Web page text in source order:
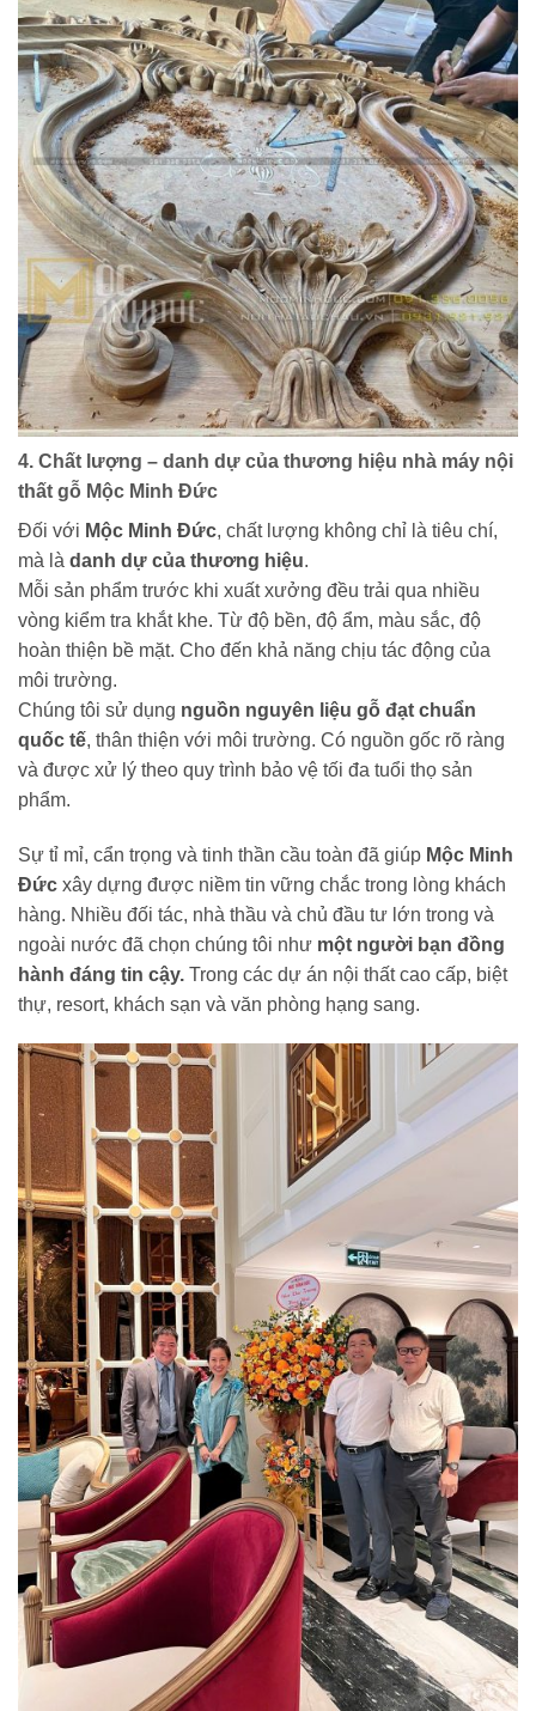
4. Chất lượng – danh dự của thương hiệu nhà máy nội
thất gỗ Mộc Minh Đức
Đối với Mộc Minh Đức, chất lượng không chỉ là tiêu chí,
mà là danh dự của thương hiệu.
Mỗi sản phẩm trước khi xuất xưởng đều trải qua nhiều
vòng kiểm tra khắt khe. Từ độ bền, độ ẩm, màu sắc, độ
hoàn thiện bề mặt. Cho đến khả năng chịu tác động của
môi trường.
Chúng tôi sử dụng nguồn nguyên liệu gỗ đạt chuẩn
quốc tế, thân thiện với môi trường. Có nguồn gốc rõ ràng
và được xử lý theo quy trình bảo vệ tối đa tuổi thọ sản
phẩm.
Sự tỉ mỉ, cẩn trọng và tinh thần cầu toàn đã giúp Mộc Minh
Đức xây dựng được niềm tin vững chắc trong lòng khách
hàng. Nhiều đối tác, nhà thầu và chủ đầu tư lớn trong và
ngoài nước đã chọn chúng tôi như một người bạn đồng
hành đáng tin cậy. Trong các dự án nội thất cao cấp, biệt
thự, resort, khách sạn và văn phòng hạng sang.